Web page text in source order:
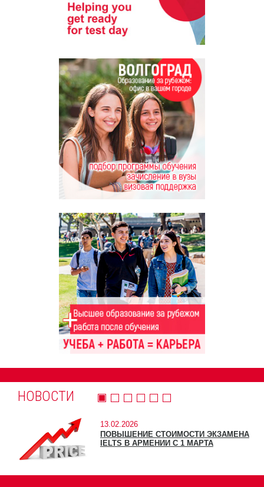
НОВОСТИ
13.02.2026
ПОВЫШЕНИЕ СТОИМОСТИ ЭКЗАМЕНА
IELTS В АРМЕНИИ С 1 МАРТА